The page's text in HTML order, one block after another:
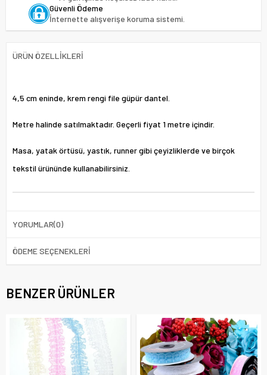
Güvenli Ödeme
İnternette alışverişe koruma sistemi.
ÜRÜN ÖZELLIKLERI
4,5 cm eninde, krem rengi file güpür dantel.
Metre halinde satılmaktadır. Geçerli fiyat 1 metre içindir.
Masa, yatak örtüsü, yastık, runner gibi çeyizliklerde ve birçok
tekstil ürününde kullanabilirsiniz.
YORUMLAR(0)
ÖDEME SEÇENEKLERI
BENZER ÜRÜNLER